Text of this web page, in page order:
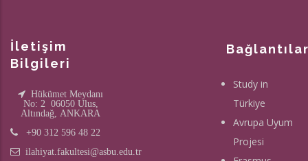
İletişim
Bilgileri
Hükümet Meydanı
No: 2 06050 Ulus,
Altındağ, ANKARA
+90 312 596 48 22
ilahiyat.fakultesi@asbu.edu.tr
Study in
Türkiye
Avrupa Uyum
Projesi